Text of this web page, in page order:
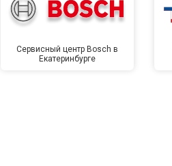
Сервисный центр Bosch в
Екатеринбурге